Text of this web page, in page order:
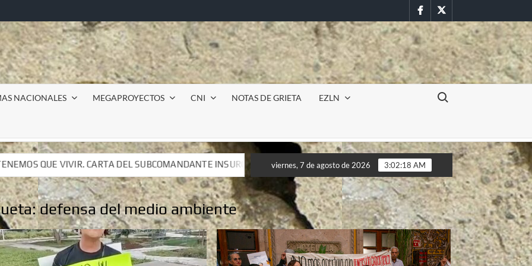
FacebookTwitter
NACIONALES MEGAPROYECTOS CNI NOTAS DE GRIETA EZLN
Buscar:
INSURGENTE MOISÉS A LUIS DE TAVIRA
Incursión militar en la UAEM (Morelos) durante paro
INSURGENTE MOISÉS A LUIS DE TAVIRA
Incursión militar en la UAEM (Morelos) durante paro
viernes, 7 de agosto de 2026 3:02:20 AM
defensa del medio ambiente